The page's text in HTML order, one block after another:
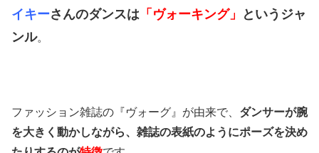
イキーさんのダンスは 「ヴォーキング」
というジャ
ンル。
ファッション雑誌の『ヴォーグ』が由来で、 ダンサーが腕
を大きく動かしながら、雑誌の表紙のようにポーズを決め